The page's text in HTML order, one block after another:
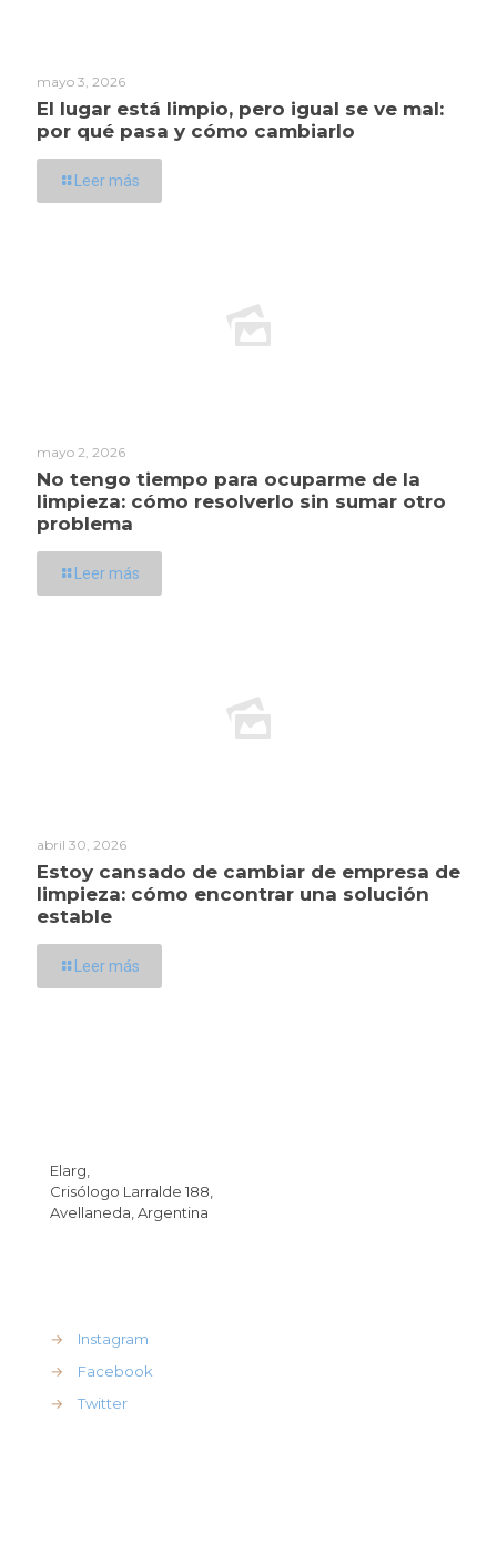
mayo 3, 2026
El lugar está limpio, pero igual se ve mal:
por qué pasa y cómo cambiarlo
Leer más
mayo 2, 2026
No tengo tiempo para ocuparme de la
limpieza: cómo resolverlo sin sumar otro
problema
Leer más
abril 30, 2026
Estoy cansado de cambiar de empresa de
limpieza: cómo encontrar una solución
estable
Leer más
Elarg,
Crisólogo Larralde 188,
Avellaneda, Argentina
→
Instagram
→
Facebook
→
Twitter